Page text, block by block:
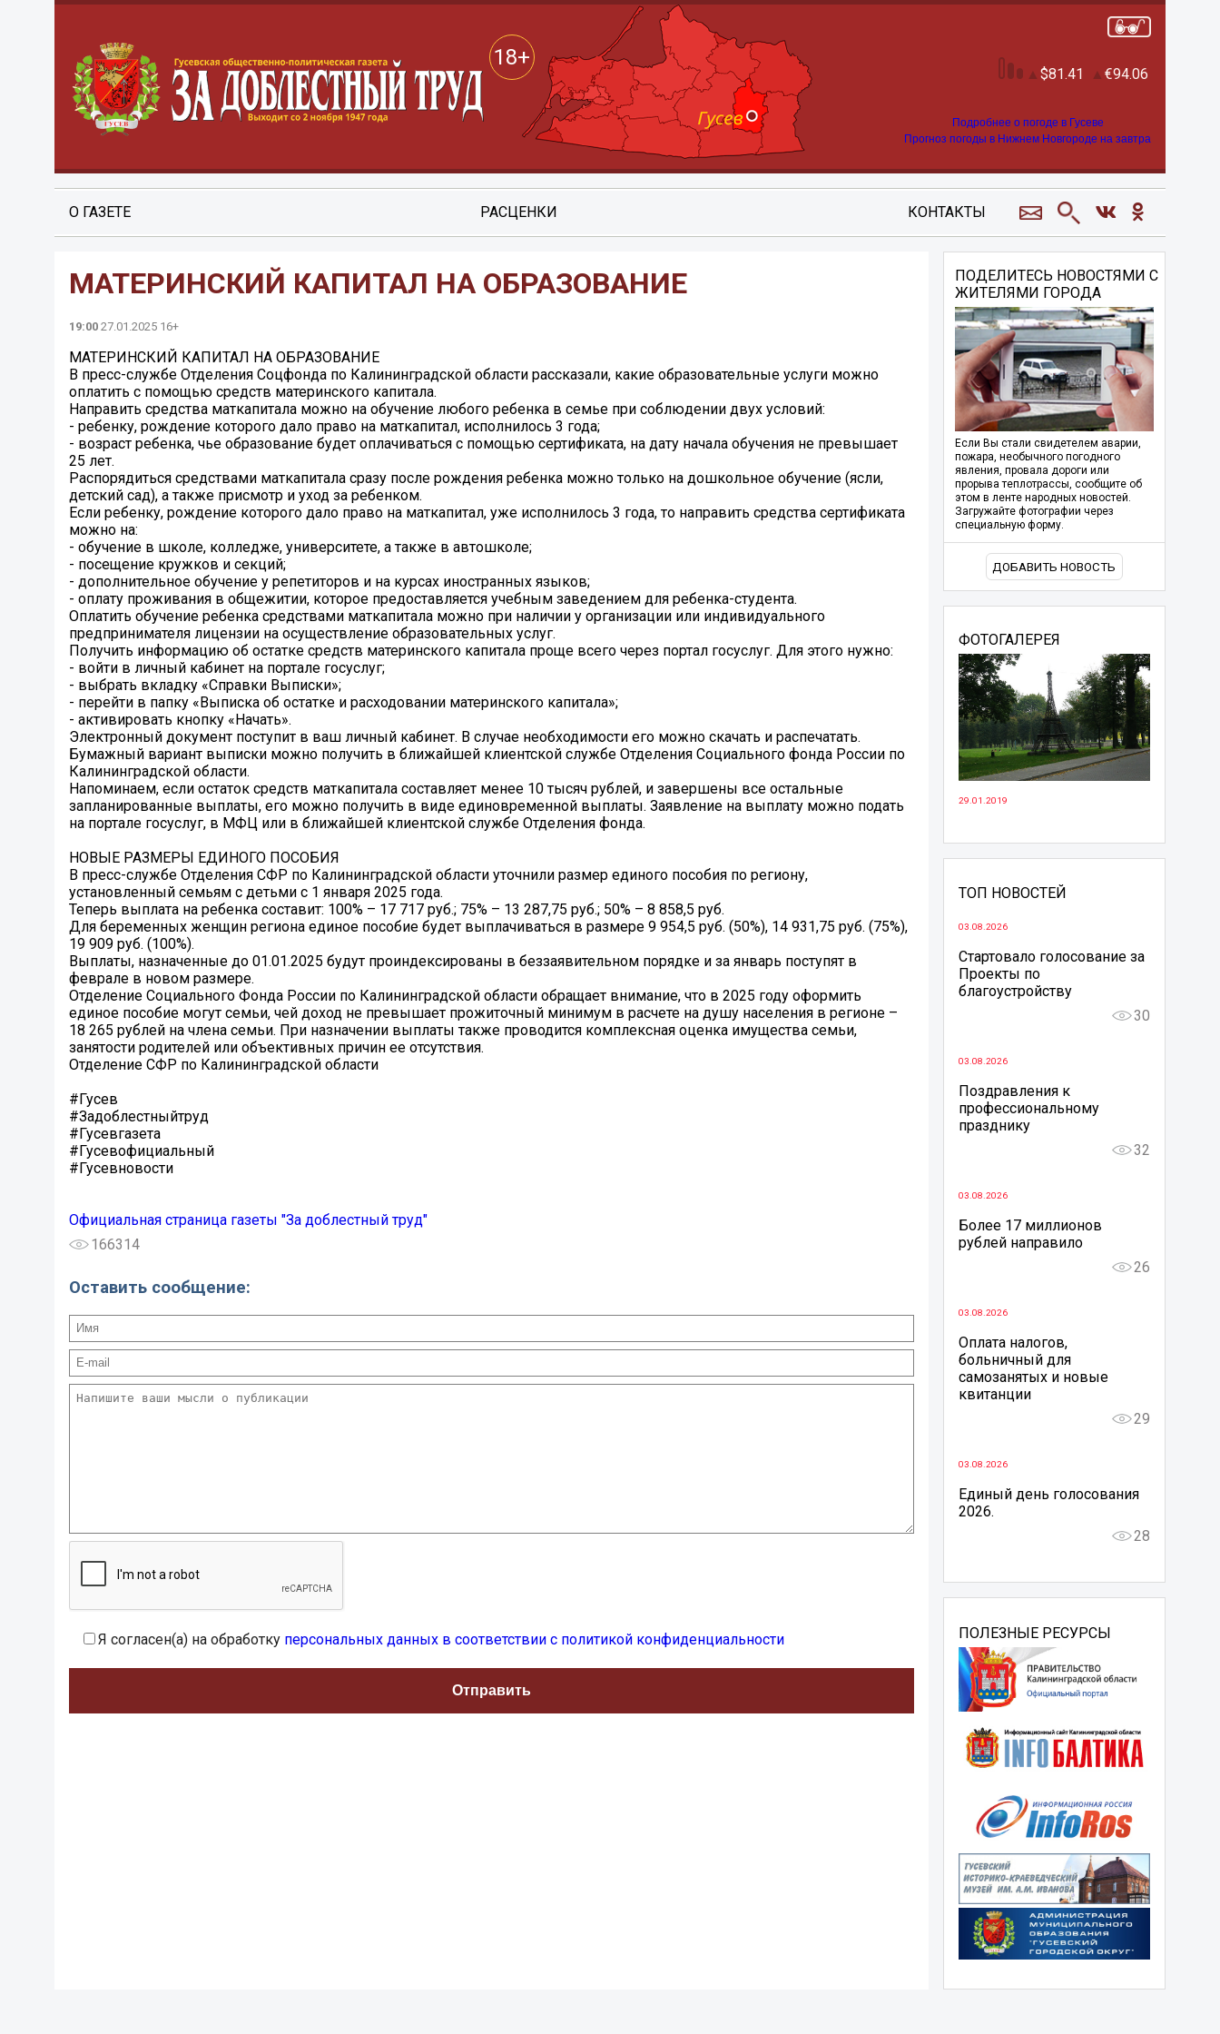
18+
81.41 94.06
Подробнее о погоде в Гусеве
Прогноз погоды в Нижнем Новгороде на завтра
О ГАЗЕТЕ РАСЦЕНКИ КОНТАКТЫ
МАТЕРИНСКИЙ КАПИТАЛ НА ОБРАЗОВАНИЕ
19:00 27.01.2025 16+
МАТЕРИНСКИЙ КАПИТАЛ НА ОБРАЗОВАНИЕ
В пресс-службе Отделения Соцфонда по Калининградской области рассказали, какие образовательные услуги можно
оплатить с помощью средств материнского капитала.
Направить средства маткапитала можно на обучение любого ребенка в семье при соблюдении двух условий:
- ребенку, рождение которого дало право на маткапитал, исполнилось 3 года;
- возраст ребенка, чье образование будет оплачиваться с помощью сертификата, на дату начала обучения не превышает
25 лет.
Распорядиться средствами маткапитала сразу после рождения ребенка можно только на дошкольное обучение (ясли,
детский сад), а также присмотр и уход за ребенком.
Если ребенку, рождение которого дало право на маткапитал, уже исполнилось 3 года, то направить средства сертификата
можно на:
- обучение в школе, колледже, университете, а также в автошколе;
- посещение кружков и секций;
- дополнительное обучение у репетиторов и на курсах иностранных языков;
- оплату проживания в общежитии, которое предоставляется учебным заведением для ребенка-студента.
Оплатить обучение ребенка средствами маткапитала можно при наличии у организации или индивидуального
предпринимателя лицензии на осуществление образовательных услуг.
Получить информацию об остатке средств материнского капитала проще всего через портал госуслуг. Для этого нужно:
- войти в личный кабинет на портале госуслуг;
- выбрать вкладку «Справки Выписки»;
- перейти в папку «Выписка об остатке и расходовании материнского капитала»;
- активировать кнопку «Начать».
Электронный документ поступит в ваш личный кабинет. В случае необходимости его можно скачать и распечатать.
Бумажный вариант выписки можно получить в ближайшей клиентской службе Отделения Социального фонда России по
Калининградской области.
Напоминаем, если остаток средств маткапитала составляет менее 10 тысяч рублей, и завершены все остальные
запланированные выплаты, его можно получить в виде единовременной выплаты. Заявление на выплату можно подать
на портале госуслуг, в МФЦ или в ближайшей клиентской службе Отделения фонда.
НОВЫЕ РАЗМЕРЫ ЕДИНОГО ПОСОБИЯ
В пресс-службе Отделения СФР по Калининградской области уточнили размер единого пособия по региону,
установленный семьям с детьми с 1 января 2025 года.
Теперь выплата на ребенка составит: 100% – 17 717 руб.; 75% – 13 287,75 руб.; 50% – 8 858,5 руб.
Для беременных женщин региона единое пособие будет выплачиваться в размере 9 954,5 руб. (50%), 14 931,75 руб. (75%),
19 909 руб. (100%).
Выплаты, назначенные до 01.01.2025 будут проиндексированы в беззаявительном порядке и за январь поступят в
феврале в новом размере.
Отделение Социального Фонда России по Калининградской области обращает внимание, что в 2025 году оформить
единое пособие могут семьи, чей доход не превышает прожиточный минимум в расчете на душу населения в регионе –
18 265 рублей на члена семьи. При назначении выплаты также проводится комплексная оценка имущества семьи,
занятости родителей или объективных причин ее отсутствия.
Отделение СФР по Калининградской области
#Гусев
#Задоблестныйтруд
#Гусевгазета
#Гусевофициальный
#Гусевновости
Официальная страница газеты "За доблестный труд"
166314
Оставить сообщение:
Я согласен(а) на обработку персональных данных в соответствии с политикой конфиденциальности
ПОДЕЛИТЕСЬ НОВОСТЯМИ С
ЖИТЕЛЯМИ ГОРОДА
Если Вы стали свидетелем аварии,
пожара, необычного погодного
явления, провала дороги или
прорыва теплотрассы, сообщите об
этом в ленте народных новостей.
Загружайте фотографии через
специальную форму.
ДОБАВИТЬ НОВОСТЬ
ФОТОГАЛЕРЕЯ
29.01.2019
ТОП НОВОСТЕЙ
03.08.2026
Стартовало голосование за
Проекты по
благоустройству
30
03.08.2026
Поздравления к
профессиональному
празднику
32
03.08.2026
Более 17 миллионов
рублей направило
26
03.08.2026
Оплата налогов,
больничный для
самозанятых и новые
квитанции
29
03.08.2026
Единый день голосования
2026.
28
ПОЛЕЗНЫЕ РЕСУРСЫ